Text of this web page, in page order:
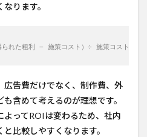
ります。
られた粗利 − 施策コスト）÷ 施策コスト ×
広告費だけでなく、制作費、外
含めて考えるのが理想です。
よってROIは変わるため、社内
比較しやすくなります。